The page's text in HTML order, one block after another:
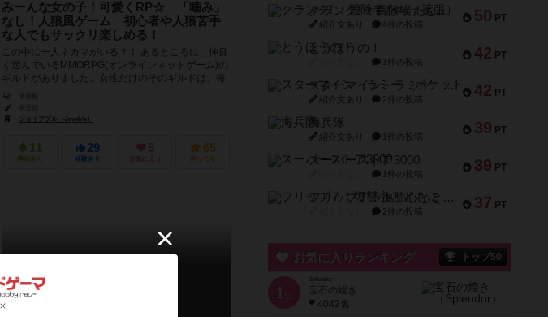
みーんな女の子！可愛くRP☆ 「噛み」
なし！人狼風ゲーム 初心者や人狼苦手
な人でもサックリ楽しめる！
この中に一人ネカマがいる？！ あるところに、仲良
く遊んでいるMMORPG(オンラインネットゲーム)の
ギルドがありました。女性だけのそのギルドは、毎
日楽しく遊んだりおしゃ...
ジョイアブル（Joyable）
11
興味あり
29
経験あり
5
お気に入り
65
持ってる
50 PT
クランク! ：冒険者たち（拡張）
紹介文あり 4件の投稿
42 PT
とうほうの！
1件の投稿
42 PT
スターマイン・ラミー ポケット
紹介文あり 2件の投稿
39 PT
海兵隊
紹介文あり 1件の投稿
39 PT
スーパーストア3000
1件の投稿
37 PT
フリップ７：復讐心とともに
2件の投稿
お気に入りランキング トップ50
1 位
宝石の煌き
4042名